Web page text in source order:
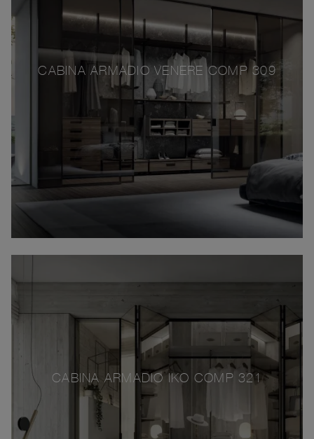
CABINA ARMADIO VENERE COMP 309
CABINA ARMADIO IKO COMP 321